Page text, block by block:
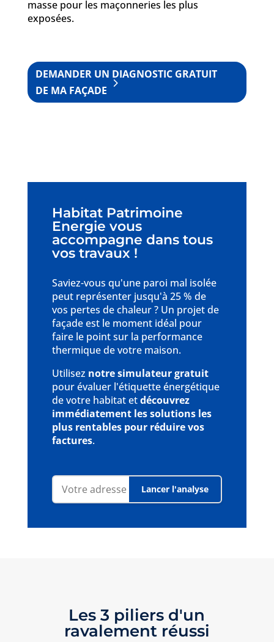
masse pour les maçonneries les plus
exposées.
DEMANDER UN DIAGNOSTIC GRATUIT
DE MA FAÇADE
Habitat Patrimoine
Energie vous
accompagne dans tous
vos travaux !
Saviez-vous qu'une paroi mal isolée
peut représenter jusqu'à 25 % de
vos pertes de chaleur ? Un projet de
façade est le moment idéal pour
faire le point sur la performance
thermique de votre maison.
Utilisez notre simulateur gratuit
pour évaluer l'étiquette énergétique
de votre habitat etdécouvrez
immédiatement les solutions les
plus rentables pour réduire vos
factures.
Lancer l'analyse
Les 3 piliers d'un
ravalement réussi